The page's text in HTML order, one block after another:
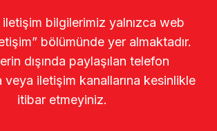
iletişim bilgilerimiz yalnızca web
bölümünde yer almaktadır.
dışında paylaşılan telefon
veya iletişim kanallarına kesinlikle
itibar etmeyiniz.